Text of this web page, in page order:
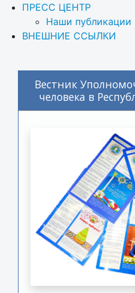
ПРЕСС ЦЕНТР
Наши публикации
ВНЕШНИЕ ССЫЛКИ
Вестник
человека в